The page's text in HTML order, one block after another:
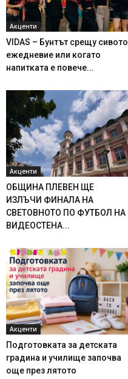
Акценти
VIDAS – Бунтът срещу сивото
ежедневие или когато
напитката е повече...
Акценти
ОБЩИНА ПЛЕВЕН ЩЕ
ИЗЛЪЧИ ФИНАЛА НА
СВЕТОВНОТО ПО ФУТБОЛ НА
ВИДЕОСТЕНА...
Акценти
Подготовката за детската
градина и училище започва
още през лятото